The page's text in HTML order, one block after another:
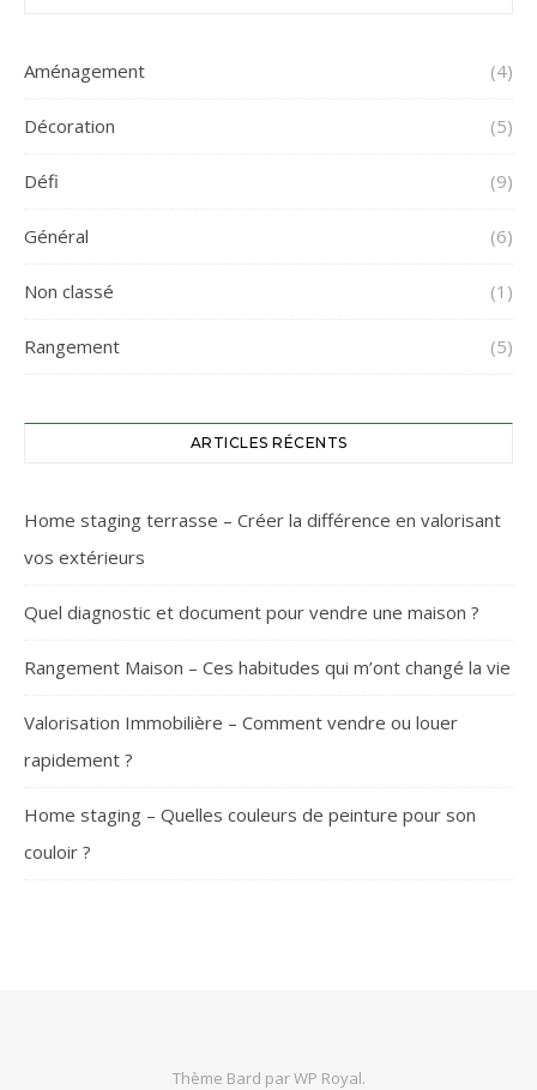
Aménagement (4)
Décoration (5)
Défi (9)
Général (6)
Non classé (1)
Rangement (5)
ARTICLES RÉCENTS
Home staging terrasse – Créer la différence en valorisant
vos extérieurs
Quel diagnostic et document pour vendre une maison ?
Rangement Maison – Ces habitudes qui m’ont changé la vie
Valorisation Immobilière – Comment vendre ou louer
rapidement ?
Home staging – Quelles couleurs de peinture pour son
couloir ?
Thème Bard parWP Royal.